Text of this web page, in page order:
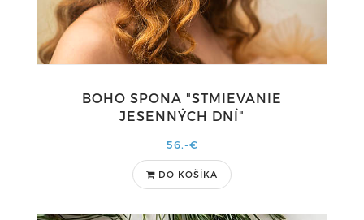
BOHO SPONA "STMIEVANIE
JESENNÝCH DNÍ"
56,-€
DO KOŠÍKA